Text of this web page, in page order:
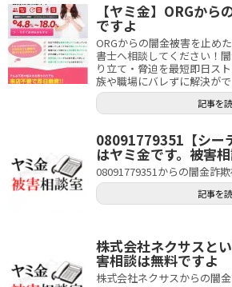
【ヤミ金】ORGから
ですよ
ORGからの闇金被害を止め
書士へ相談してください！
り立て・脅迫を最短即日ス
族や職場にバレずに解決がで
記事を
08091779351【シー
はヤミ金です。被害
08091779351からの闇金詐
記事を
株式会社ネクサスと
害相談は無料ですよ
株式会社ネクサスからの闇